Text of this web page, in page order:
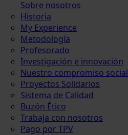
Sobre nosotros
Historia
My Experience
Metodología
Profesorado
Investigación e innovación
Nuestro compromiso social
Proyectos Solidarios
Sistema de Calidad
Buzón Ético
Trabaja con nosotros
Pago por TPV